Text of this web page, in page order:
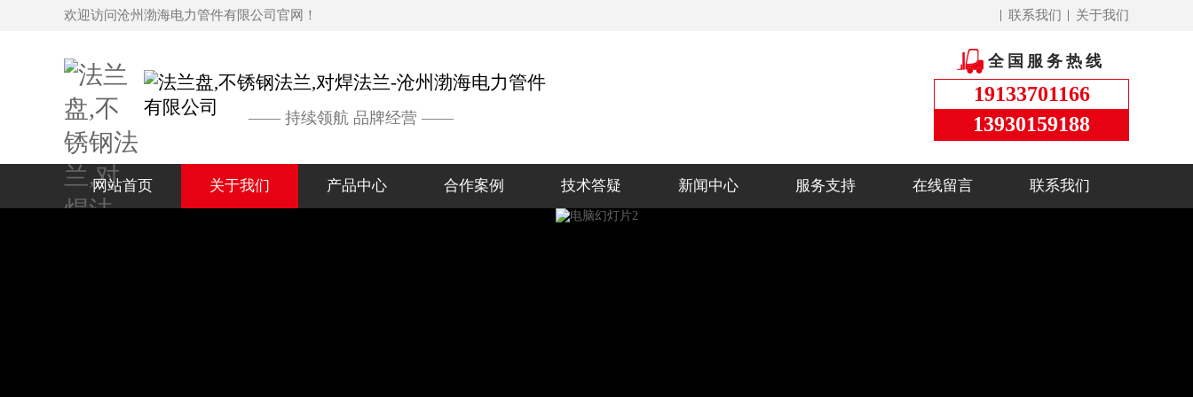
欢迎访问沧州渤海电力管件有限公司官网！ 关于我们
联系我们
—— 持续领航 品牌经营 ——
全国服务热线
19133701166
13930159188
网站首页 关于我们 产品中心 合作案例 技术答疑 新闻中心 服务支持 在线留言 联系我们